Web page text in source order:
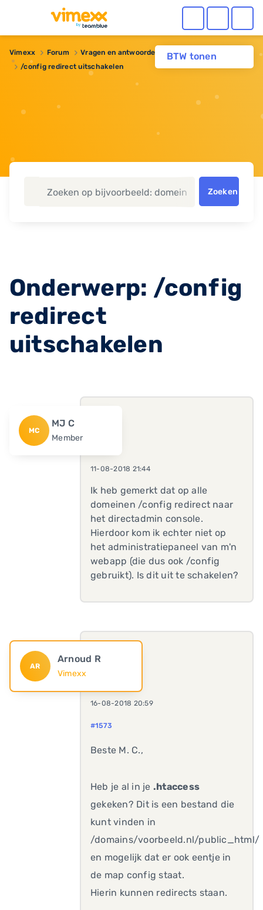
BTW tonen
Vimexx Forum Vragen en antwoorden
Webhosting
/config redirect uitschakelen
Zoeken
Onderwerp: /config
redirect
uitschakelen
MC
MJ C
Member
11-08-2018 21:44
Ik heb gemerkt dat op alle
domeinen /config redirect naar
het directadmin console.
Hierdoor kom ik echter niet op
het administratiepaneel van m'n
webapp (die dus ook /config
gebruikt). Is dit uit te schakelen?
AR
Arnoud R
Vimexx
16-08-2018 20:59
#1573
Beste M. C.,
Heb je al in je .htaccess
gekeken? Dit is een bestand die
kunt vinden in
/domains/voorbeeld.nl/public_html/
en mogelijk dat er ook eentje in
de map config staat.
Hierin kunnen redirects staan.